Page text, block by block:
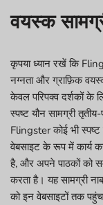
वयस्क
कृपया ध्यान रखें कि
नग्नता और ग्राफ़िक
केवल परिपक्व दर्शकों
स्पष्ट यौन सामग्री तृतीय-
Flingster कोई भी
वेबसाइट के रूप में कार्य
है, और अपने पाठकों को
करता है। यह सामग्री
को इन वेबसाइटों तक